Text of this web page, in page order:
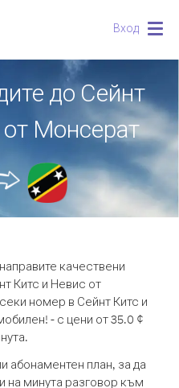
Вход
до Сейнт
Монсерат
качествени
Китс и Невис от
номер в Сейнт Китс и
- с цени от 35.0 ¢
абонаментен план, за да
на минута разговор към